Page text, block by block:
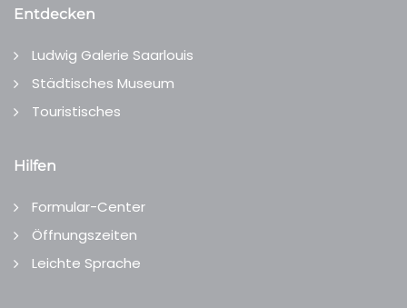
Entdecken
Ludwig Galerie Saarlouis
Städtisches Museum
Touristisches
Hilfen
Formular-Center
Öffnungszeiten
Leichte Sprache